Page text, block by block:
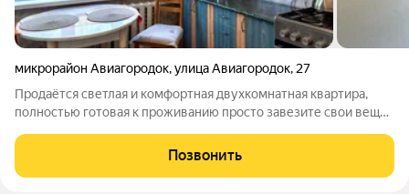
микрорайон Авиагородок,улица Авиагородок, 27
Продаётся светлая и комфортная двухкомнатная квартира,
полностью готовая к проживанию просто завезите свои вещи
отличным как для собственного проживания, так и для сдачи в
аренду. Расположение:
Позвонить